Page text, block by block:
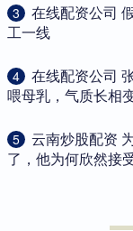
3
在线配资公司
工一线
4
在线配资公司
喂母乳，气质长相
5
云南炒股配资
了，他为何欣然接